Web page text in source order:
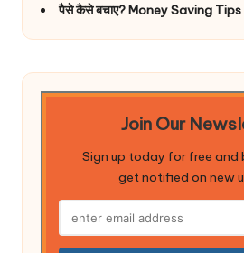
पैसे कैसे बचाए? Money Saving Tips
Join Our
Sign up today for free and
get notified on new